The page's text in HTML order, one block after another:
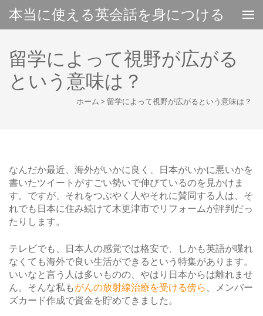
本当に使える英会話を身につける
留学によって視野が広がる
という意味は？
ホーム > 留学によって視野が広がるという意味は？
なんだか最近、海外がいかに良く、日本がいかに悪いかを
書いたツイートがすごい勢いで伸びているのを見かけま
す。ですが、それをつぶやく人やそれに賛同する人は、そ
れでも日本に住み続けて木更津市でリフォームが評判だっ
たりします。
テレビでも、日本人の感覚では格安で、しかも英語が喋れ
なくても海外で良い生活ができるという特集があります。
いいなと言う人は多いものの、やはり日本からは離れませ
ん。そんな私もがんの放射線治療を受ける傍ら 、メンバー
ズカード作成で資金を貯めてきました。